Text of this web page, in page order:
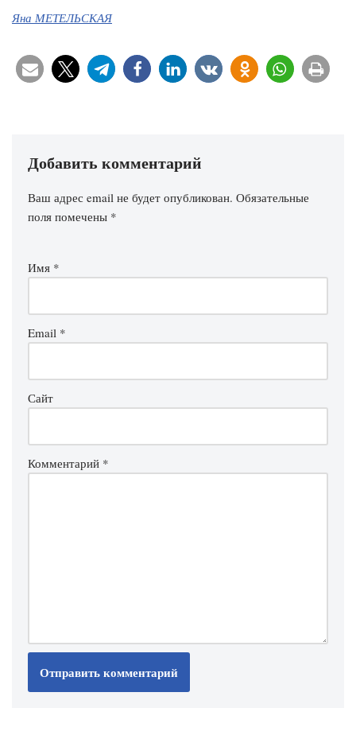
Яна МЕТЕЛЬСКАЯ
Добавить комментарий
Ваш адрес email не будет опубликован. Обязательные
поля помечены *
Имя *
Email *
Сайт
Комментарий *